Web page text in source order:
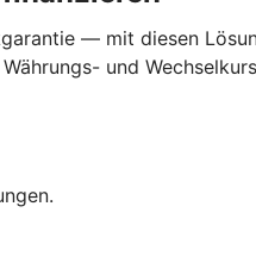
— mit diesen
und